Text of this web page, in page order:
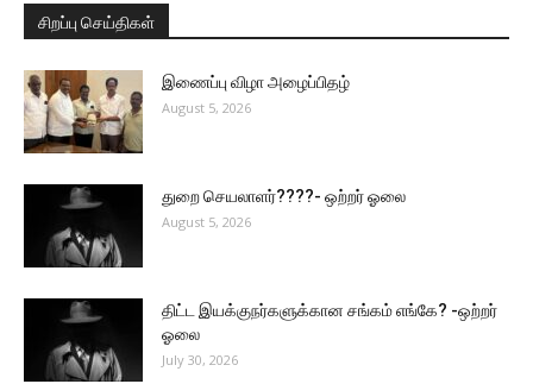
சிறப்பு செய்திகள்
இணைப்பு விழா அழைப்பிதழ்
August 5, 2026
துறை செயலாளர்????- ஒற்றர் ஓலை
August 5, 2026
திட்ட இயக்குநர்களுக்கான சங்கம் எங்கே? -ஒற்றர்
ஓலை
July 30, 2026